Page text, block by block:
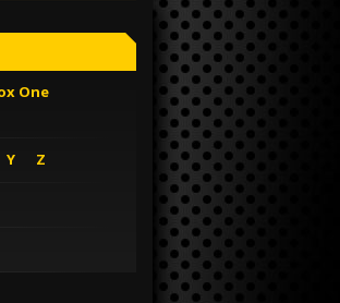
One
Y Z